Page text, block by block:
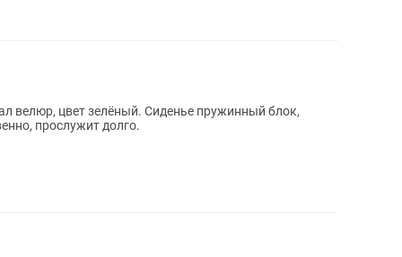
велюр, цвет зелёный. Сиденье пружинный блок,
прослужит долго.